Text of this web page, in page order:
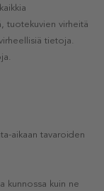
tuotekuvien virheitä
tietoja.
aikaan tavaroiden
kunnossa kuin ne